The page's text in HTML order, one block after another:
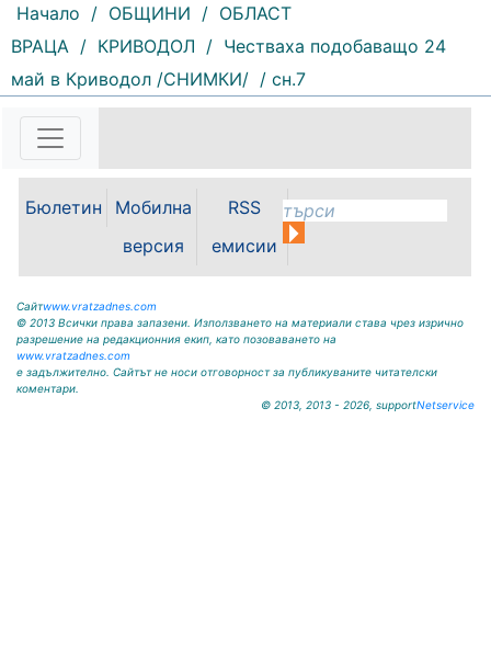
175 | 2026-08-06 09:55:43
С футболна среща между
Кнежа/ и "Ботев" /Враца/ ще
бъде открит градския стадион в
Кнежа. Спортното съоръжение
носи името на легендарния
вратар от близкото минало
Начало / ОБЩИНИ / ОБЛАСТ
ВРАЦА / КРИВОДОЛ / Честваха подобаващо 24
май в Криводол /СНИМКИ/ / сн.7
Бюлетин
Мобилна
версия
RSS
емисии
Сайтwww.vratzadnes.com
© 2013 Всички права запазени. Използването на материали става чрез изрично
разрешение на редакционния екип, като позоваването на
www.vratzadnes.com
е задължително. Сайтът не носи отговорност за публикуваните читателски
коментари.
© 2013, 2013 - 2026, supportNetservice